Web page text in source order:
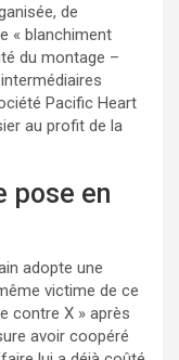
de
« blanchiment
du montage –
Pacific Heart
au profit de la
pose en
adopte une
victime de ce
contre X » après
avoir coopéré